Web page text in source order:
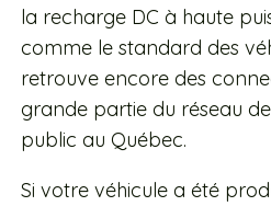
la recharge DC à haute
comme le standard des
retrouve encore des
grande partie du réseau
public au Québec.
Si votre véhicule a été